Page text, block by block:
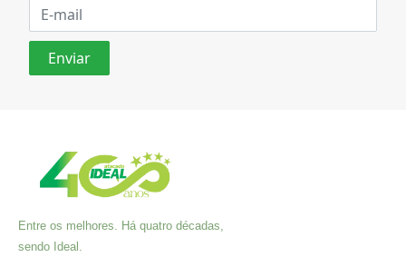
Entre os melhores. Há quatro décadas,
sendo Ideal.